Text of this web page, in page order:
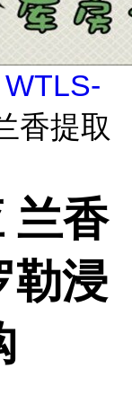
WTLS-
香提取
兰香
勒浸